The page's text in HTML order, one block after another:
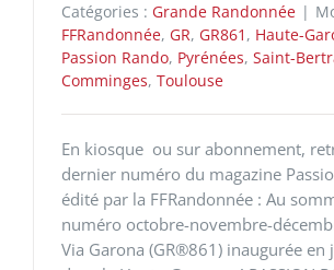
Catégories : Grande Randonnée |
FFRandonnée, GR, GR861 , Haute-
Passion Rando, Pyrénées, Saint-
Comminges, Toulouse
En kiosque ou sur abonnement,
dernier numéro du magazine
édité par la FFRandonnée : Au
numéro octobre-novembre-
Via Garona (GR®861) inaugurée